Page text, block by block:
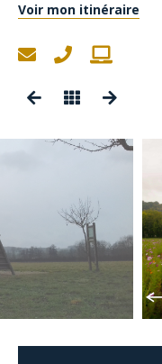
Voir mon itinéraire